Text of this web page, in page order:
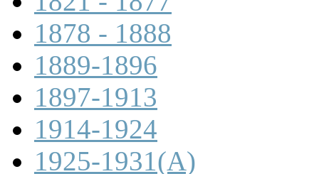
1878 - 1888
1889-1896
1897-1913
1914-1924
1925-1931(A)